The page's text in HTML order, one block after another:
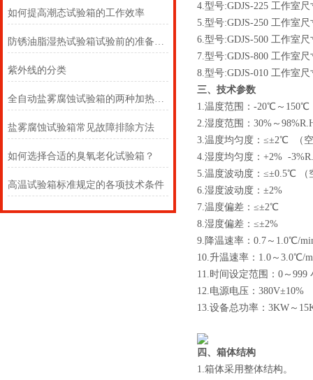
如何提高潮态试验箱的工作效率
防锈油脂湿热试验箱试验前的准备工作及试验步骤详解
紫外线的分类
全自动盐雾腐蚀试验箱的两种加热方式对比
盐雾腐蚀试验箱常见故障排除方法
如何选择合适的臭氧老化试验箱？
高温试验箱标准规定的各项技术条件
4.型号:GDJS-225 工作室
5.型号:GDJS-250 工作室
6.型号:GDJS-500 工作室
7.型号:GDJS-800 工作室
8.型号:GDJS-010 工作室
三、技术参数
1.温度范围：-20℃～
2.湿度范围：30%～
3.温度均匀度：≤±2℃ （
4.湿度均匀度：+2% -
5.温度波动度：≤±0.5℃ （
6.湿度波动度：±2%
7.温度偏差：≤±2℃
8.湿度偏差：≤±2%
9.降温速率：0.7～1.0℃/
10.升温速率：1.0～3.0℃/
11.时间设定范围：0～999
12.电源电压：380V±10%
13.设备总功率：3KW～
四、箱体结构
1.箱体采用整体结构。